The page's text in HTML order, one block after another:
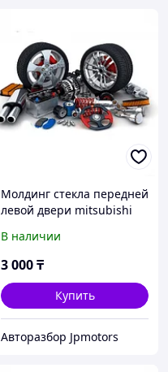
Молдинг стекла передней
левой двери mitsubishi
В наличии
3 000₸
Купить
Авторазбор Jpmotors